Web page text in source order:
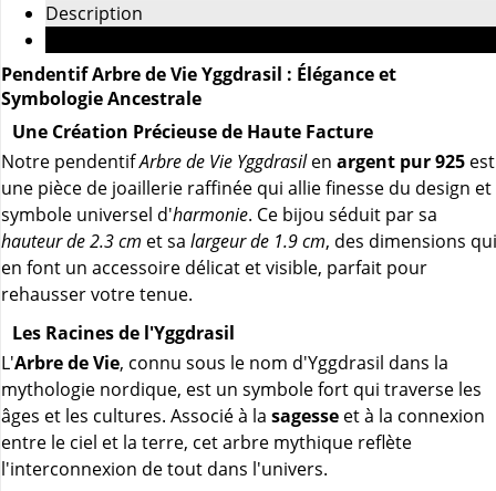
Description
Pendentif Arbre de Vie Yggdrasil : Élégance et
Symbologie Ancestrale
Une Création Précieuse de Haute Facture
Notre pendentifArbre de Vie Yggdrasilen argent pur 925 est
une pièce de joaillerie raffinée qui allie finesse du design et
symbole universel d'harmonie. Ce bijou séduit par sa
hauteur de 2.3 cm et sa largeur de 1.9 cm, des dimensions qui
en font un accessoire délicat et visible, parfait pour
rehausser votre tenue.
Les Racines de l'Yggdrasil
L'Arbre de Vie, connu sous le nom d'Yggdrasil dans la
mythologie nordique, est un symbole fort qui traverse les
âges et les cultures. Associé à la sagesse et à la connexion
entre le ciel et la terre, cet arbre mythique reflète
l'interconnexion de tout dans l'univers.